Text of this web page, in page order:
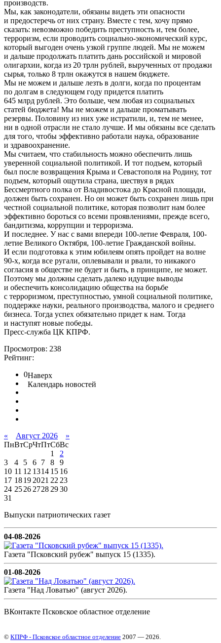
производств.
Мы, как законодатели, обязаны видеть эти опасности
и предостеречь от них страну. Вместе с тем, хочу прямо
сказать: невозможно победить преступность и, тем более,
терроризм, если проводить социально-экономический курс,
который выгоден очень узкой группе людей. Мы не можем
и дальше продолжать платить дань российской и мировой
олигархии, когда из 20 трлн рублей, вырученных от продажи
сырья, только 8 трлн окажутся в нашем бюджете.
Мы не можем и дальше лезть в долги, когда по процентам
по долгам в следующем году придется платить
645 млрд рублей. Это больше, чем любая из социальных
статей бюджета! Мы не можем и дальше проматывать
резервы. Половину из них уже истратили, и, тем не менее,
ни в одной отрасли не стало лучше. И мы обязаны все сделать
для того, чтобы эффективно работали наука, образование
и здравоохранение.
Мы считаем, что стабильность можно обеспечить лишь
уверенной социальной политикой. И тот подъем, который
был после возвращения Крыма и Севастополя на Родину, тот
подъем, который ощутила страна, шествуя в рядах
Бессмертного полка от Владивостока до Красной площади,
должен быть сохранен. Но он может быть сохранен лишь при
честной социальной политике, которая позволит нам более
эффективно бороться со всеми проявлениями, прежде всего,
бандитизма, коррупции и терроризма.
И последнее. У нас с вами впереди 100-летие Февраля, 100-
летие Великого Октября, 100-летие Гражданской войны.
И если подготовка к этим юбилеям опять пройдет на волне
90-х, когда все ругали, оплевывали и рвали, то никакого
согласия в обществе не будет и быть, в принципе, не может.
Поэтому мы должны сделать далеко идущие выводы
и обеспечить консолидацию общества на борьбе
с терроризмом, преступностью, умной социальной политике,
поддержке науки, реального производства, малого и среднего
бизнеса. Тогда успех обязательно придет к нам. Тогда
и наступят новые победы.
Пресс-служба ЦК КПРФ.
Просмотров: 238
Рейтинг:
0Наверх
Календарь новостей
« Август 2026
»
ПнВтСрЧтПтСбВс
1
2
3
4 5 6 7 8
9
10 11 12 1314 15 16
17 18192021 2223
24 252627282930
31
Выпуски патриотических газет
04-08-2026
Газета "Псковский рубеж" выпуск 15 (1335).
01-08-2026
Газета "Над Ловатью" (август 2026).
ВКонтакте Псковское областное отделение
© КПРФ - Псковское областное отделение 2007 — 2026.